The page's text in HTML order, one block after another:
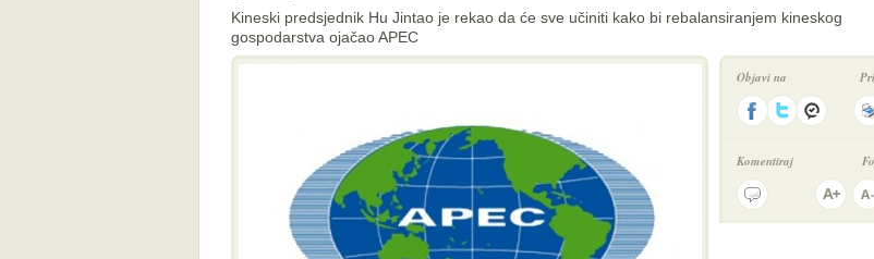
Kineski predsjednik Hu Jintao je rekao da će sve učiniti kako bi rebalansiranjem kineskog
gospodarstva ojačao APEC
Objavi na
Komentiraj